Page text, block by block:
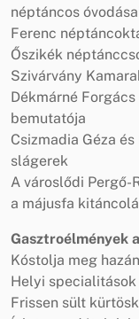
néptáncos
Ferenc
Őszikék
Szivárvány
Dékmárné
bemutatója
Csizmadia Géza
slágerek
A városlődi Pergő-
a májusfa
Gasztroélmények
Kóstolja meg
Helyi
Frissen sült